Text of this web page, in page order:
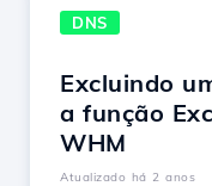
DNS
Excluindo
a função
WHM
Atualizado há 2 anos